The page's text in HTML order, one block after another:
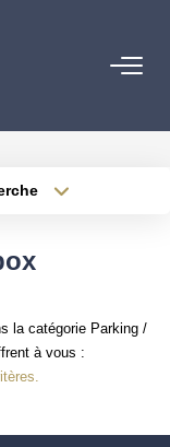
une alerte
la catégorie Parking /
à vous :